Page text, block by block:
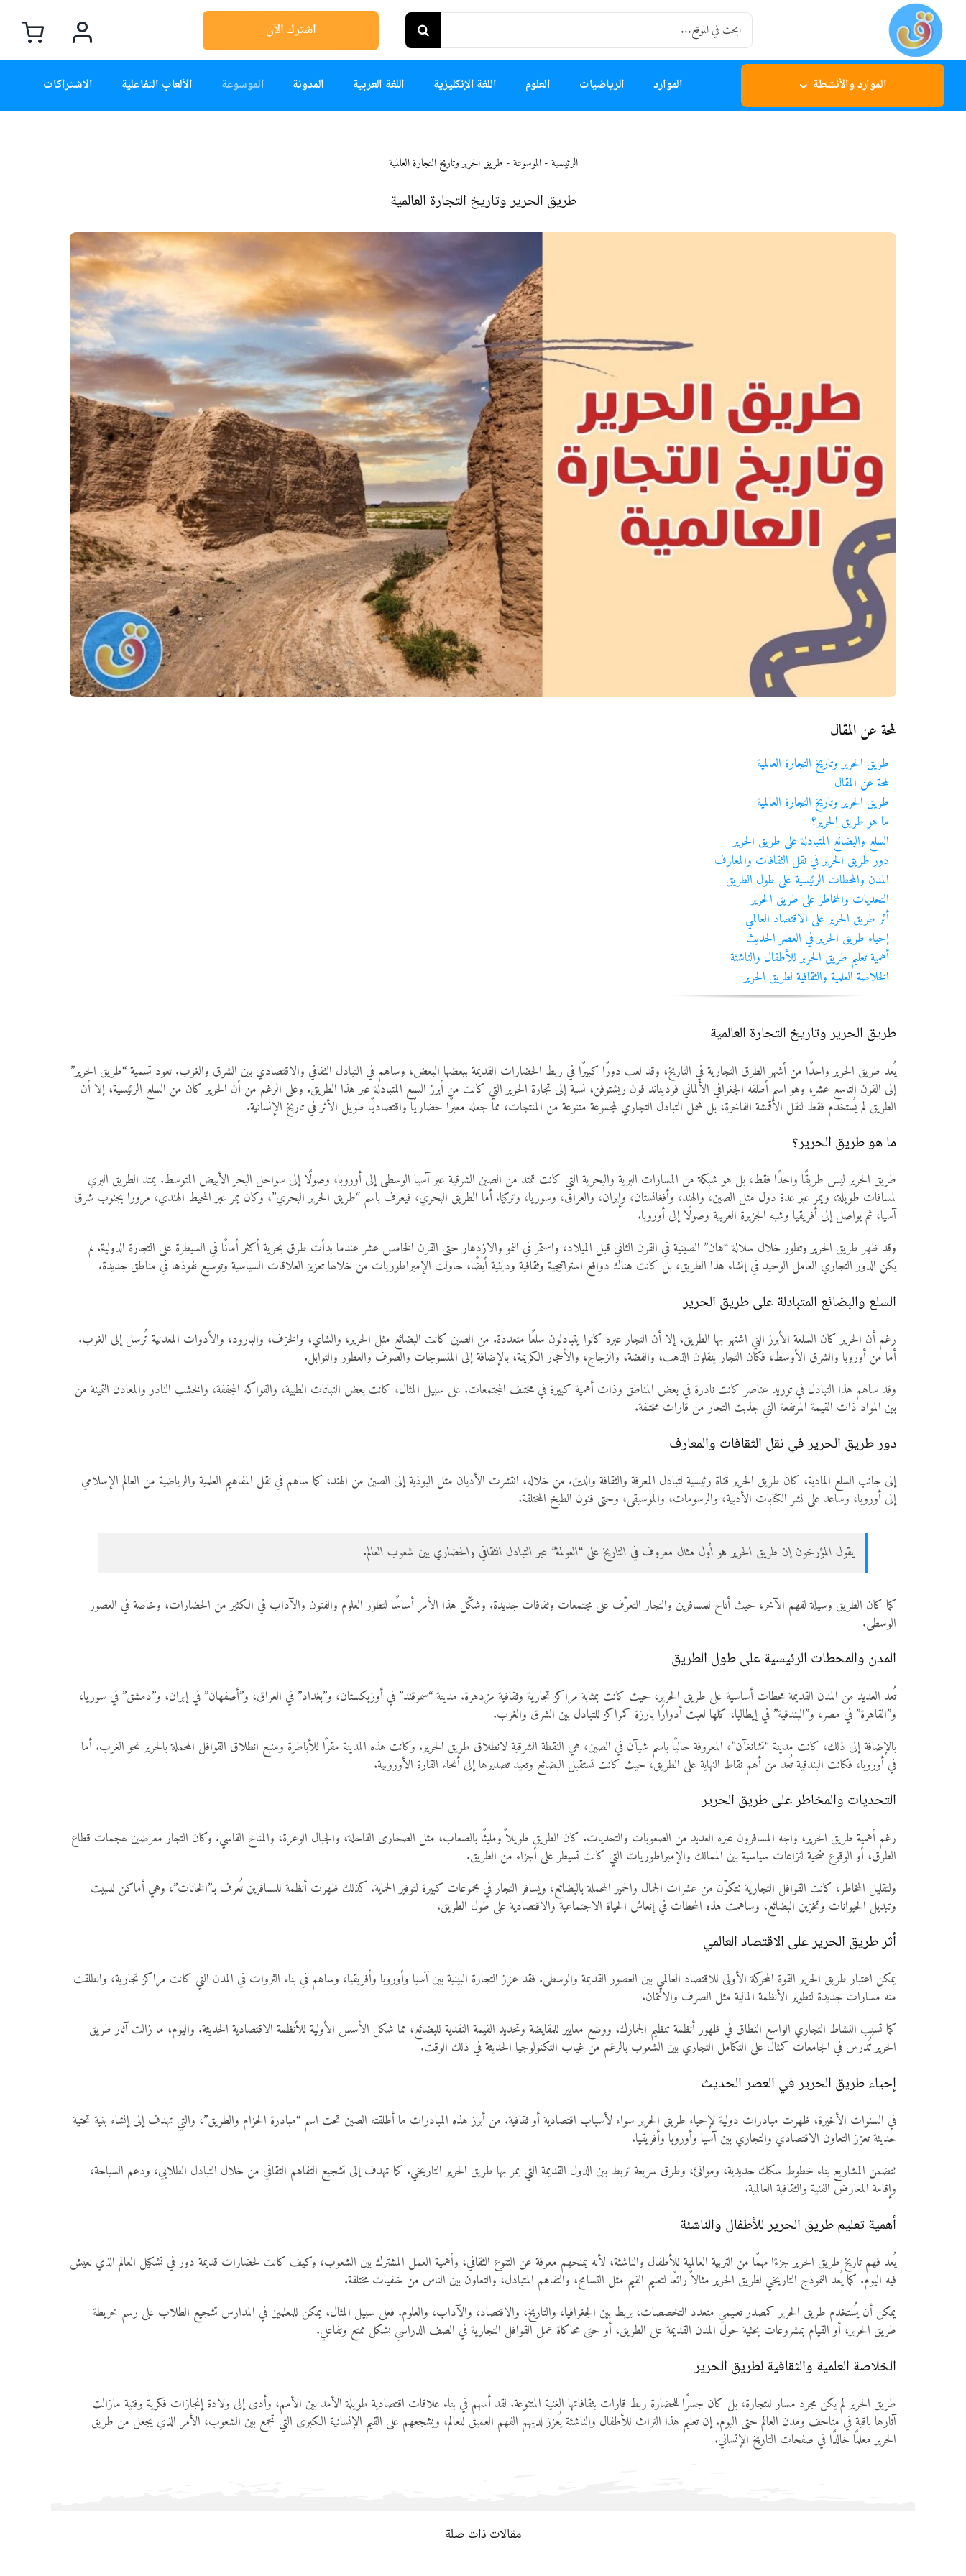
content
Search
for:
اشترك الآن
الموارد والأنشطة الموارد الرياضيات العلوم اللغة الإنكليزية اللغة العربية المدونة الموسوعة الألعاب التفاعلية الاشتراكات
الرئيسية-الموسوعة- طريق الحرير وتاريخ التجارة العالمية
طريق الحرير وتاريخ التجارة العالمية
لمحة عن المقال
طريق الحرير وتاريخ التجارة العالمية
لمحة عن المقال
طريق الحرير وتاريخ التجارة العالمية
ما هو طريق الحرير؟
السلع والبضائع المتبادلة على طريق الحرير
دور طريق الحرير في نقل الثقافات والمعارف
المدن والمحطات الرئيسية على طول الطريق
التحديات والمخاطر على طريق الحرير
أثر طريق الحرير على الاقتصاد العالمي
إحياء طريق الحرير في العصر الحديث
أهمية تعليم طريق الحرير للأطفال والناشئة
الخلاصة العلمية والثقافية لطريق الحرير
طريق الحرير وتاريخ التجارة العالمية
يُعد طريق الحرير واحدًا من أشهر الطرق التجارية في التاريخ، وقد لعب دورًا كبيرًا في ربط الحضارات القديمة ببعضها البعض، وساهم في التبادل الثقافي والاقتصادي بين الشرق والغرب. تعود تسمية “طريق الحرير”
إلى القرن التاسع عشر، وهو اسم أطلقه الجغرافي الألماني فرديناند فون ريشتوفن، نسبة إلى تجارة الحرير التي كانت من أبرز السلع المتبادلة عبر هذا الطريق. وعلى الرغم من أن الحرير كان من السلع الرئيسية، إلا أن
الطريق لم يُستخدم فقط لنقل الأقمشة الفاخرة، بل شمل التبادل التجاري لمجموعة متنوعة من المنتجات، مما جعله معبرًا حضاريًا واقتصاديًا طويل الأثر في تاريخ الإنسانية.
ما هو طريق الحرير؟
طريق الحرير ليس طريقًا واحدًا فقط، بل هو شبكة من المسارات البرية والبحرية التي كانت تمتد من الصين الشرقية عبر آسيا الوسطى إلى أوروبا، وصولًا إلى سواحل البحر الأبيض المتوسط. يمتد الطريق البري
لمسافات طويلة، ويمر عبر عدة دول مثل الصين، والهند، وأفغانستان، وإيران، والعراق، وسوريا، وتركيا. أما الطريق البحري، فيعرف باسم “طريق الحرير البحري”، وكان يمر عبر المحيط الهندي، مرورا بجنوب شرق
آسيا، ثم يواصل إلى أفريقيا وشبه الجزيرة العربية وصولًا إلى أوروبا.
وقد ظهر طريق الحرير وتطور خلال سلالة “هان” الصينية في القرن الثاني قبل الميلاد، واستمر في النمو والازدهار حتى القرن الخامس عشر عندما بدأت طرق بحرية أكثر أمانًا في السيطرة على التجارة الدولية. لم
يكن الدور التجاري العامل الوحيد في إنشاء هذا الطريق، بل كانت هناك دوافع استراتيجية وثقافية ودينية أيضًا، حاولت الإمبراطوريات من خلالها تعزيز العلاقات السياسية وتوسيع نفوذها في مناطق جديدة.
السلع والبضائع المتبادلة على طريق الحرير
رغم أن الحرير كان السلعة الأبرز التي اشتهر بها الطريق، إلا أن التجار عبره كانوا يتبادلون سلعًا متعددة. من الصين كانت البضائع مثل الحرير، والشاي، والخزف، والبارود، والأدوات المعدنية تُرسل إلى الغرب.
أما من أوروبا والشرق الأوسط، فكان التجار ينقلون الذهب، والفضة، والزجاج، والأحجار الكريمة، بالإضافة إلى المنسوجات والصوف والعطور والتوابل.
وقد ساهم هذا التبادل في توريد عناصر كانت نادرة في بعض المناطق وذات أهمية كبيرة في مختلف المجتمعات. على سبيل المثال، كانت بعض النباتات الطبية، والفواكه المجففة، والخشب النادر والمعادن الثمينة من
بين المواد ذات القيمة المرتفعة التي جذبت التجار من قارات مختلفة.
دور طريق الحرير في نقل الثقافات والمعارف
إلى جانب السلع المادية، كان طريق الحرير قناة رئيسية لتبادل المعرفة والثقافة والدين. من خلاله، انتشرت الأديان مثل البوذية إلى الصين من الهند، كما ساهم في نقل المفاهيم العلمية والرياضية من العالم الإسلامي
إلى أوروبا، وساعد على نشر الكتابات الأدبية، والرسومات، والموسيقى، وحتى فنون الطبخ المختلفة.
يقول المؤرخون إن طريق الحرير هو أول مثال معروف في التاريخ على “العولمة” عبر التبادل الثقافي والحضاري بين شعوب العالم.
كما كان الطريق وسيلة لفهم الآخر، حيث أتاح للمسافرين والتجار التعرّف على مجتمعات وثقافات جديدة. وشكّل هذا الأمر أساسًا لتطور العلوم والفنون والآداب في الكثير من الحضارات، وخاصة في العصور
الوسطى.
المدن والمحطات الرئيسية على طول الطريق
تُعد العديد من المدن القديمة محطات أساسية على طريق الحرير، حيث كانت بمثابة مراكز تجارية وثقافية مزدهرة. مدينة “سمرقند” في أوزبكستان، و”بغداد” في العراق، و”أصفهان” في إيران، و”دمشق” في سوريا،
و”القاهرة” في مصر، و”البندقية” في إيطاليا، كلها لعبت أدوارًا بارزة كمراكز للتبادل بين الشرق والغرب.
بالإضافة إلى ذلك، كانت مدينة “تشانغآن”، المعروفة حاليًا باسم شيآن في الصين، هي النقطة الشرقية لانطلاق طريق الحرير. وكانت هذه المدينة مقرًا للأباطرة ومنبع انطلاق القوافل المحملة بالحرير نحو الغرب. أما
في أوروبا، فكانت البندقية تُعد من أهم نقاط النهاية على الطريق، حيث كانت تستقبل البضائع وتعيد تصديرها إلى أنحاء القارة الأوروبية.
التحديات والمخاطر على طريق الحرير
رغم أهمية طريق الحرير، واجه المسافرون عبره العديد من الصعوبات والتحديات. كان الطريق طويلاً ومليئًا بالصعاب، مثل الصحارى القاحلة، والجبال الوعرة، والمناخ القاسي. وكان التجار معرضين لهجمات قطاع
الطرق، أو الوقوع ضحية لنزاعات سياسية بين الممالك والإمبراطوريات التي كانت تسيطر على أجزاء من الطريق.
ولتقليل المخاطر، كانت القوافل التجارية تتكوّن من عشرات الجمال والحمير المحملة بالبضائع، ويسافر التجار في مجموعات كبيرة لتوفير الحماية. كذلك ظهرت أنظمة للمسافرين تُعرف بـ”الخانات”، وهي أماكن للمبيت
وتبديل الحيوانات وتخزين البضائع، وساهمت هذه المحطات في إنعاش الحياة الاجتماعية والاقتصادية على طول الطريق.
أثر طريق الحرير على الاقتصاد العالمي
يمكن اعتبار طريق الحرير القوة المحركة الأولى للاقتصاد العالمي بين العصور القديمة والوسطى. فقد عزز التجارة البينية بين آسيا وأوروبا وأفريقيا، وساهم في بناء الثروات في المدن التي كانت مراكز تجارية، وانطلقت
منه مسارات جديدة لتطوير الأنظمة المالية مثل الصرف والائتمان.
كما تسبب النشاط التجاري الواسع النطاق في ظهور أنظمة تنظيم الجمارك، ووضع معايير للمقايضة وتحديد القيمة النقدية للبضائع، مما شكل الأسس الأولية للأنظمة الاقتصادية الحديثة. واليوم، ما زالت آثار طريق
الحرير تُدرس في الجامعات كمثال على التكامل التجاري بين الشعوب بالرغم من غياب التكنولوجيا الحديثة في ذلك الوقت.
إحياء طريق الحرير في العصر الحديث
في السنوات الأخيرة، ظهرت مبادرات دولية لإحياء طريق الحرير سواء لأسباب اقتصادية أو ثقافية. من أبرز هذه المبادرات ما أطلقته الصين تحت اسم “مبادرة الحزام والطريق”، والتي تهدف إلى إنشاء بنية تحتية
حديثة تعزز التعاون الاقتصادي والتجاري بين آسيا وأوروبا وأفريقيا.
تتضمن المشاريع بناء خطوط سكك حديدية، وموانئ، وطرق سريعة تربط بين الدول القديمة التي يمر بها طريق الحرير التاريخي. كما تهدف إلى تشجيع التفاهم الثقافي من خلال التبادل الطلابي، ودعم السياحة،
وإقامة المعارض الفنية والثقافية العالمية.
أهمية تعليم طريق الحرير للأطفال والناشئة
يُعد فهم تاريخ طريق الحرير جزءًا مهمًا من التربية العالمية للأطفال والناشئة، لأنه يمنحهم معرفة عن التنوع الثقافي، وأهمية العمل المشترك بين الشعوب، وكيف كانت لحضارات قديمة دور في تشكيل العالم الذي نعيش
فيه اليوم. كما يُعد النموذج التاريخي لطريق الحرير مثالاً رائعًا لتعليم القيم مثل التسامح، والتفاهم المتبادل، والتعاون بين الناس من خلفيات مختلفة.
يمكن أن يُستخدم طريق الحرير كمصدر تعليمي متعدد التخصصات، يربط بين الجغرافيا، والتاريخ، والاقتصاد، والآداب، والعلوم. فعلى سبيل المثال، يمكن للمعلمين في المدارس تشجيع الطلاب على رسم خريطة
طريق الحرير، أو القيام بمشروعات بحثية حول المدن القديمة على الطريق، أو حتى محاكاة عمل القوافل التجارية في الصف الدراسي بشكل ممتع وتفاعلي.
الخلاصة العلمية والثقافية لطريق الحرير
طريق الحرير لم يكن مجرد مسار للتجارة، بل كان جسرًا للحضارة ربط قارات بثقافاتها الغنية المتنوعة. لقد أسهم في بناء علاقات اقتصادية طويلة الأمد بين الأمم، وأدى إلى ولادة إنجازات فكرية وفنية مازالت
آثارها باقية في متاحف ومدن العالم حتى اليوم. إن تعليم هذا التراث للأطفال والناشئة يُعزز لديهم الفهم العميق للعالم، ويشجعهم على القيم الإنسانية الكبرى التي تجمع بين الشعوب، الأمر الذي يجعل من طريق
الحرير معلمًا خالدًا في صفحات التاريخ الإنساني.
مقالات ذات صلة